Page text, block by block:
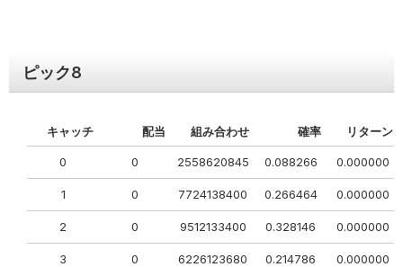
ピック8
キャッチ 配当 組み合わせ 確率 リターン
0 0 2558620845 0.088266 0.000000
1 0 7724138400 0.266464 0.000000
2 0 9512133400 0.328146 0.000000
3 0 6226123680 0.214786 0.000000